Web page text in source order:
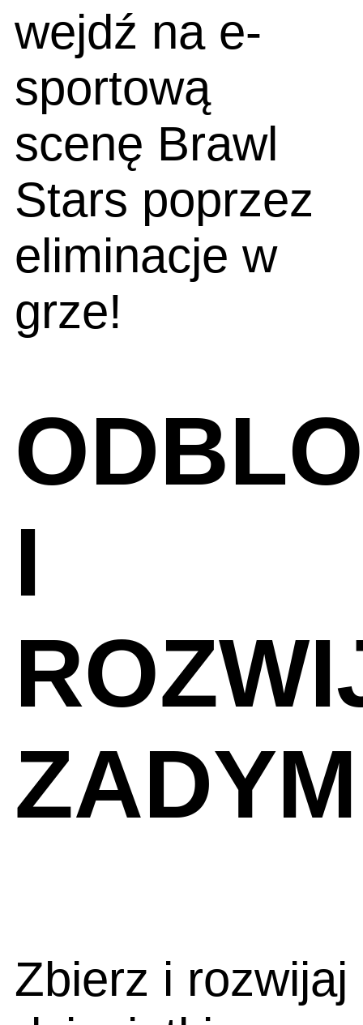
wejdź na e-
sportową
scenę Brawl
Stars poprzez
eliminacje w
grze!
I
Zbierz i rozwijaj